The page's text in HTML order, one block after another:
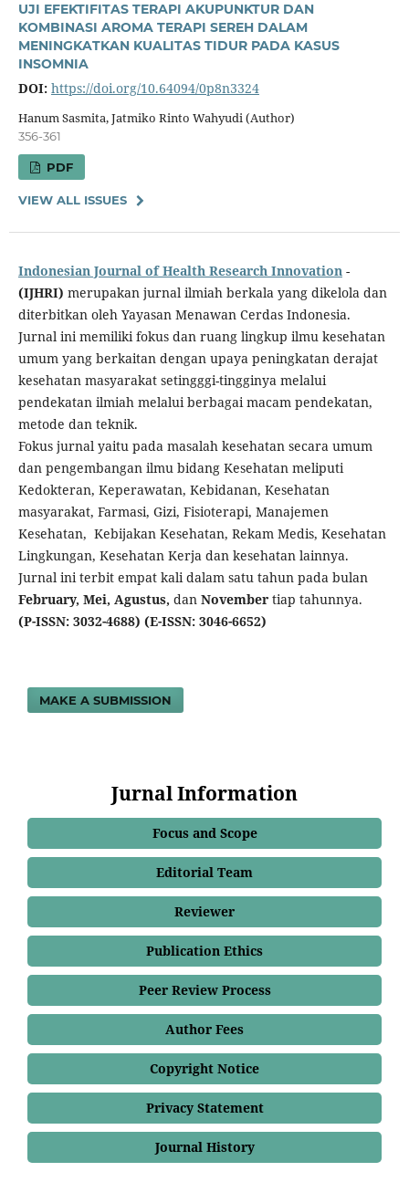
UJI EFEKTIFITAS TERAPI AKUPUNKTUR DAN
KOMBINASI AROMA TERAPI SEREH DALAM
MENINGKATKAN KUALITAS TIDUR PADA KASUS
INSOMNIA
DOI: https://doi.org/10.64094/0p8n3324
Hanum Sasmita, Jatmiko Rinto Wahyudi (Author)
356-361
PDF
VIEW ALL ISSUES
Indonesian Journal of Health Research Innovation-
(IJHRI) merupakan jurnal ilmiah berkala yang dikelola dan
diterbitkan oleh Yayasan Menawan Cerdas Indonesia.
Jurnal ini memiliki fokus dan ruang lingkup ilmu kesehatan
umum yang berkaitan dengan upaya peningkatan derajat
kesehatan masyarakat setingggi-tingginya melalui
pendekatan ilmiah melalui berbagai macam pendekatan,
metode dan teknik.
Fokus jurnal yaitu pada masalah kesehatan secara umum
dan pengembangan ilmu bidang Kesehatan meliputi
Kedokteran, Keperawatan, Kebidanan, Kesehatan
masyarakat, Farmasi, Gizi, Fisioterapi, Manajemen
Kesehatan, Kebijakan Kesehatan, Rekam Medis, Kesehatan
Lingkungan, Kesehatan Kerja dan kesehatan lainnya.
Jurnal ini terbit empat kali dalam satu tahun pada bulan
February, Mei, Agustus, dan November tiap tahunnya.
(P-ISSN: 3032-4688) (E-ISSN: 3046-6652)
MAKE A SUBMISSION
Jurnal Information
Focus and Scope
Editorial Team
Reviewer
Publication Ethics
Peer Review Process
Author Fees
Copyright Notice
Privacy Statement
Journal History